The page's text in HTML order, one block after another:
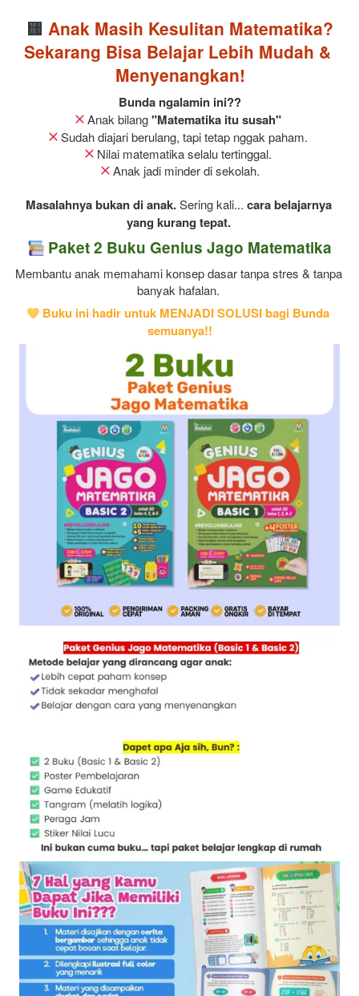
🟨 Anak Masih Kesulitan Matematika?
Sekarang Bisa Belajar Lebih Mudah &
Menyenangkan!
Bunda ngalamin ini??
Anak bilang "Matematika itu susah"
Sudah diajari berulang, tapi tetap nggak paham.
Nilai matematika selalu tertinggal.
Anak jadi minder di sekolah.
Masalahnya bukan di anak. Sering kali... cara belajarnya
yang kurang tepat.
Paket 2 Buku Genius Jago Matematika
Membantu anak memahami konsep dasar tanpa stres & tanpa
banyak hafalan.
Buku ini hadir untuk MENJADI SOLUSI bagi Bunda
semuanya!!